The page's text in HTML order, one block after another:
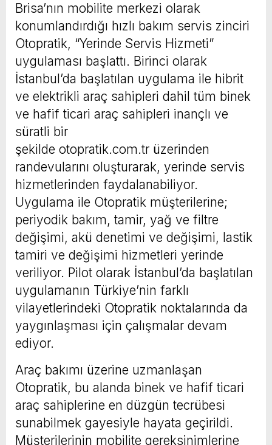
Brisa’nın mobilite merkezi olarak
konumlandırdığı hızlı bakım servis zinciri
Otopratik, “Yerinde Servis Hizmeti”
uygulaması başlattı. Birinci olarak
İstanbul’da başlatılan uygulama ile hibrit
ve elektrikli araç sahipleri dahil tüm binek
ve hafif ticari araç sahipleri inançlı ve
süratli bir
şekilde otopratik.com.tr üzerinden
randevularını oluşturarak, yerinde servis
hizmetlerinden faydalanabiliyor.
Uygulama ile Otopratik müşterilerine;
periyodik bakım, tamir, yağ ve filtre
değişimi, akü denetimi ve değişimi, lastik
tamiri ve değişimi hizmetleri yerinde
veriliyor. Pilot olarak İstanbul’da başlatılan
uygulamanın Türkiye’nin farklı
vilayetlerindeki Otopratik noktalarında da
yaygınlaşması için çalışmalar devam
ediyor.
Araç bakımı üzerine uzmanlaşan
Otopratik, bu alanda binek ve hafif ticari
araç sahiplerine en düzgün tecrübesi
sunabilmek gayesiyle hayata geçirildi.
Müşterilerinin mobilite gereksinimlerine